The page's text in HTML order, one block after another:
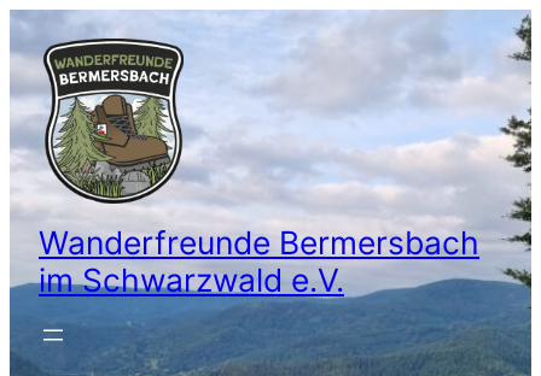
Wanderfreunde Bermersbach
im Schwarzwald e.V.